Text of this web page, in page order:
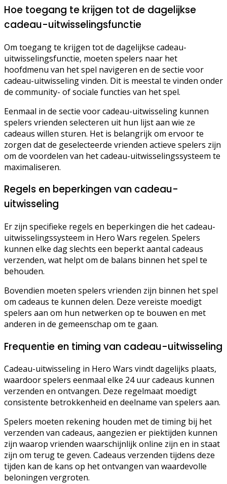
Hoe toegang te krijgen tot de dagelijkse
cadeau-uitwisselingsfunctie
Om toegang te krijgen tot de dagelijkse cadeau-
uitwisselingsfunctie, moeten spelers naar het
hoofdmenu van het spel navigeren en de sectie voor
cadeau-uitwisseling vinden. Dit is meestal te vinden onder
de community- of sociale functies van het spel.
Eenmaal in de sectie voor cadeau-uitwisseling kunnen
spelers vrienden selecteren uit hun lijst aan wie ze
cadeaus willen sturen. Het is belangrijk om ervoor te
zorgen dat de geselecteerde vrienden actieve spelers zijn
om de voordelen van het cadeau-uitwisselingssysteem te
maximaliseren.
Regels en beperkingen van cadeau-
uitwisseling
Er zijn specifieke regels en beperkingen die het cadeau-
uitwisselingssysteem in Hero Wars regelen. Spelers
kunnen elke dag slechts een beperkt aantal cadeaus
verzenden, wat helpt om de balans binnen het spel te
behouden.
Bovendien moeten spelers vrienden zijn binnen het spel
om cadeaus te kunnen delen. Deze vereiste moedigt
spelers aan om hun netwerken op te bouwen en met
anderen in de gemeenschap om te gaan.
Frequentie en timing van cadeau-uitwisseling
Cadeau-uitwisseling in Hero Wars vindt dagelijks plaats,
waardoor spelers eenmaal elke 24 uur cadeaus kunnen
verzenden en ontvangen. Deze regelmaat moedigt
consistente betrokkenheid en deelname van spelers aan.
Spelers moeten rekening houden met de timing bij het
verzenden van cadeaus, aangezien er piektijden kunnen
zijn waarop vrienden waarschijnlijk online zijn en in staat
zijn om terug te geven. Cadeaus verzenden tijdens deze
tijden kan de kans op het ontvangen van waardevolle
beloningen vergroten.